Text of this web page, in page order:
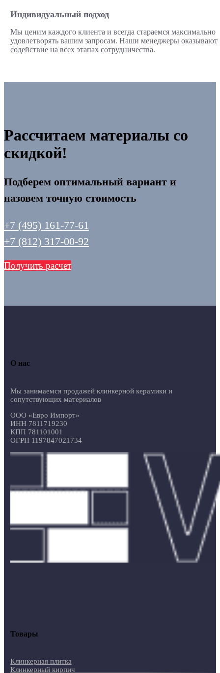
Индивидуальный подход
Мы ценим каждого клиента и всегда стараемся максимально
удовлетворять вашим запросам. Наши менеджеры оказывают
содействие на всех этапах сотрудничества.
Рассчитаем материалы со
скидкой!
Подберем оптимальный вариант и
назовем точную стоимость
+7 (495) 161-77-61
+7 (812) 317-00-92
Получить расчет
О нас
Мы занимаемся продажей клинкерной керамики и
сопутствующих материалов
ООО «Евро Импорт»
ИНН 7811719230
КПП 781101001
ОГРН 1197847021734
Товары
Клинкерная плитка
Клинкерный кирпич